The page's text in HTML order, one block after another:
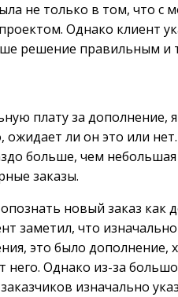
не только в том,
Однако клиент
решение правильным
за дополнение,
ли он это или
больше, чем
заказы.
новый заказ
заметил, что
это было дополнение,
Однако из-за
изначально